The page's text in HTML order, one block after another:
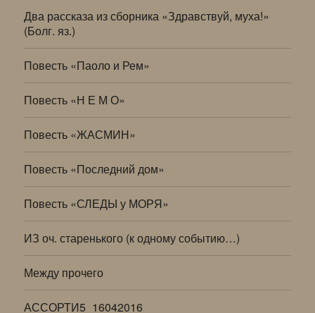
Два рассказа из сборника «Здравствуй, муха!»
(Болг. яз.)
Повесть «Паоло и Рем»
Повесть «Н Е М О»
Повесть «ЖАСМИН»
Повесть «Последний дом»
Повесть «СЛЕДЫ у МОРЯ»
ИЗ оч. старенького (к одному событию…)
Между прочего
АССОРТИ5_16042016